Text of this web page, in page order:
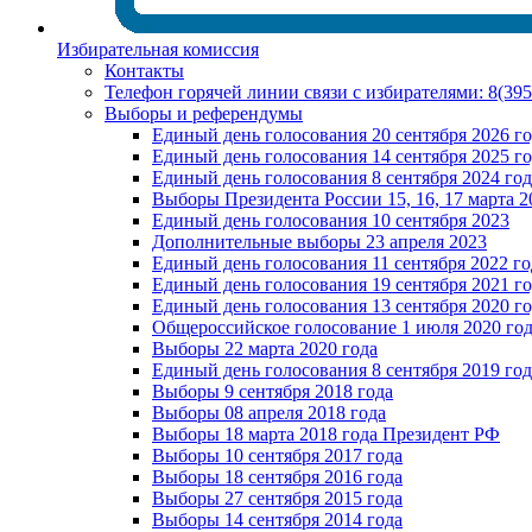
Избирательная комиссия
Контакты
Телефон горячей линии связи с избирателями:
Выборы и референдумы
Единый день голосования 20 сентября 2026
Единый день голосования 14 сентября 2025
Единый день голосования 8 сентября 2024
Выборы Президента России 15, 16, 17 марта
Единый день голосования 10 сентября 2023
Дополнительные выборы 23 апреля 2023
Единый день голосования 11 сентября 2022
Единый день голосования 19 сентября 2021
Единый день голосования 13 сентября 2020
Общероссийское голосование 1 июля 2020
Выборы 22 марта 2020 года
Единый день голосования 8 сентября 2019
Выборы 9 сентября 2018 года
Выборы 08 апреля 2018 года
Выборы 18 марта 2018 года Президент РФ
Выборы 10 сентября 2017 года
Выборы 18 сентября 2016 года
Выборы 27 сентября 2015 года
Выборы 14 сентября 2014 года